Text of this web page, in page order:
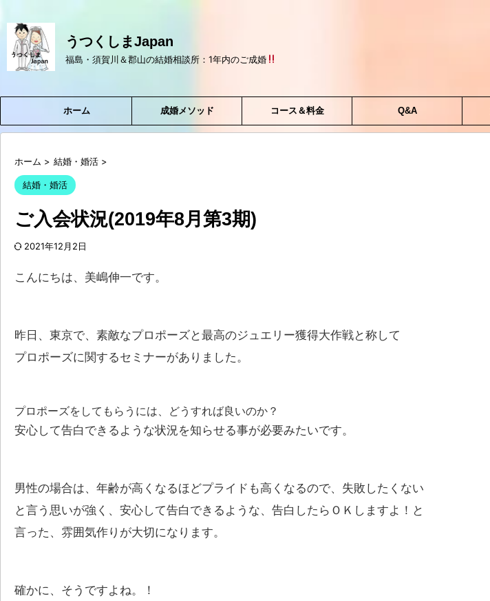
うつくしまJapan
福島・須賀川＆郡山の結婚相談所：1年内のご成婚
ホーム 成婚メソッド コース＆料金 Q&A
ホーム > 結婚・婚活 >
結婚・婚活
ご入会状況(2019年8月第3期)
2021年12月2日
こんにちは、美嶋伸一です。
昨日、東京で、素敵なプロポーズと最高のジュエリー獲得大作戦と称して
プロポーズに関するセミナーがありました。
プロポーズをしてもらうには、どうすれば良いのか？
安心して告白できるような状況を知らせる事が必要みたいです。
男性の場合は、年齢が高くなるほどプライドも高くなるので、失敗したくない
と言う思いが強く、安心して告白できるような、告白したらＯＫしますよ！と
言った、雰囲気作りが大切になります。
確かに、そうですよね。！